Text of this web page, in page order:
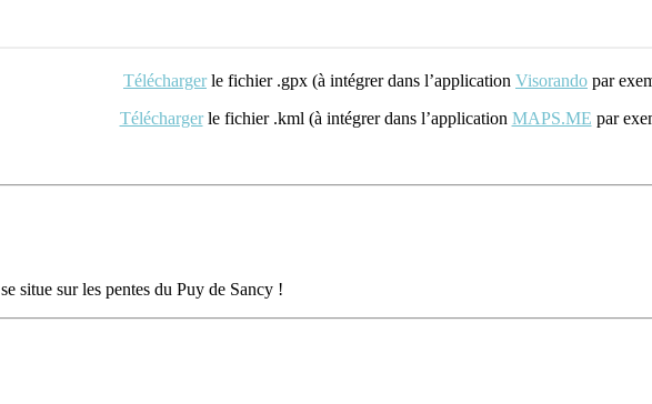
Téléchargerle fichier .gpx (à intégrer dans l’application Visorando par
Téléchargerle fichier .kml (à intégrer dans l’application MAPS.ME par
se situe sur les pentes du Puy de Sancy !